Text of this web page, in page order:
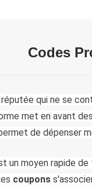
Codes
qui ne se
met en avant des
de dépenser
un moyen rapide
coupons